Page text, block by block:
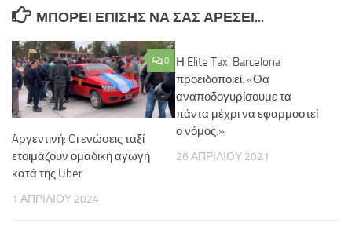
ΜΠΟΡΕΊ ΕΠΊΣΗΣ ΝΑ ΣΑΣ ΑΡΈΣΕΙ...
0
Aργεντινή: Oι ενώσεις ταξί
ετοιμάζουν ομαδική αγωγή
κατά της Uber
1 ΑΠΡΙΛΊΟΥ 2024
Η Elite Taxi Barcelona
προειδοποιεί: «Θα
αναποδογυρίσουμε τα
πάντα μέχρι να εφαρμοστεί
ο νόμος.»
26 ΑΠΡΙΛΊΟΥ 2021